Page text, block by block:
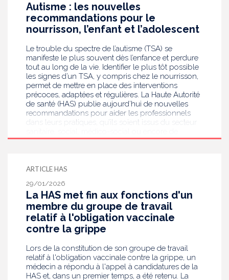
Autisme : les nouvelles
recommandations pour le
nourrisson, l’enfant et l’adolescent
Le trouble du spectre de l’autisme (TSA) se
manifeste le plus souvent dès l’enfance et perdure
tout au long de la vie. Identifier le plus tôt possible
les signes d’un TSA, y compris chez le nourrisson,
permet de mettre en place des interventions
précoces, adaptées et régulières. La Haute Autorité
de santé (HAS) publie aujourd’hui de nouvelles
recommandations pour aider les professionnels
dans leurs pratiques, qu’ils soient issus du secteur
l’éducation. L’enjeu est d’assurer à chaque enfant un
ARTICLE HAS
29/01/2026
La HAS met fin aux fonctions d'un
membre du groupe de travail
relatif à l'obligation vaccinale
contre la grippe
Lors de la constitution de son groupe de travail
relatif à l'obligation vaccinale contre la grippe, un
médecin a répondu à l'appel à candidatures de la
HAS et, dans un premier temps, a été retenu. La